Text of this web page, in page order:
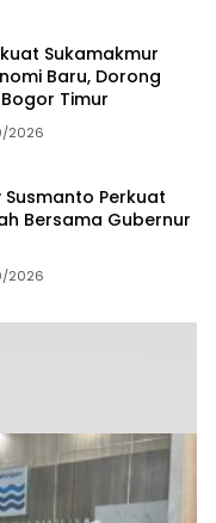
Sukamakmur
Baru, Dorong
Timur
2026
Perkuat
Bersama Gubernur
2026